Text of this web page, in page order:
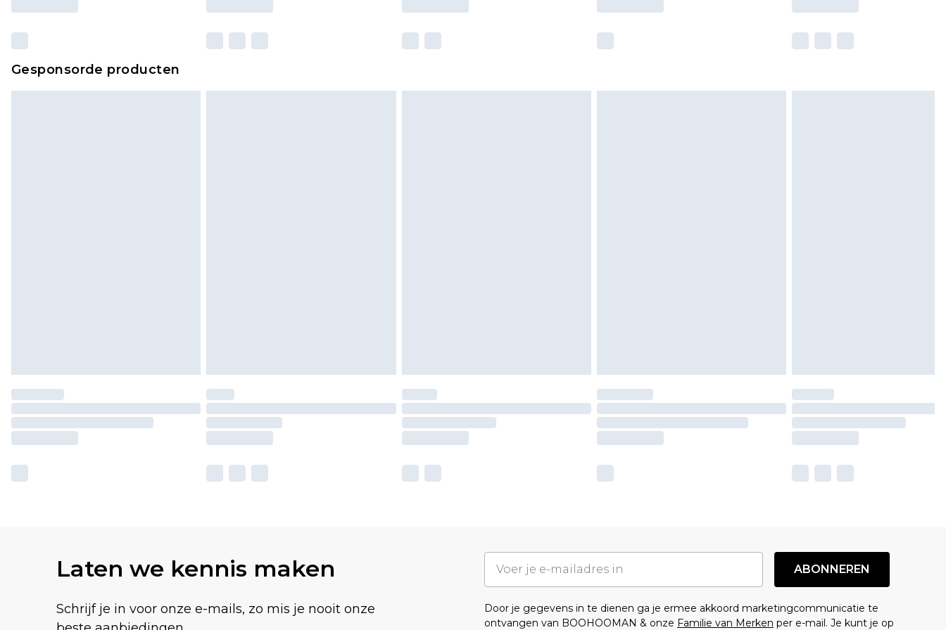
Gesponsorde producten
Laten we kennis maken
Schrijf je in voor onze e-mails, zo mis je nooit onze
ABONNEREN
Door je gegevens in te dienen ga je ermee akkoord marketingcommunicatie te
ontvangen van BOOHOOMAN & onze Familie van Merken per e-mail. Je kunt je op